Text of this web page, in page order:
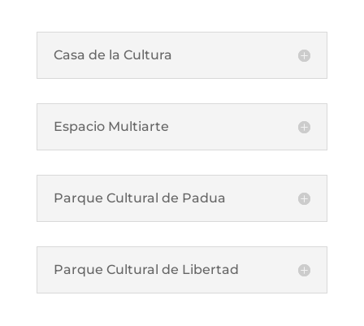
Casa de la Cultura
Espacio Multiarte
Parque Cultural de Padua
Parque Cultural de Libertad